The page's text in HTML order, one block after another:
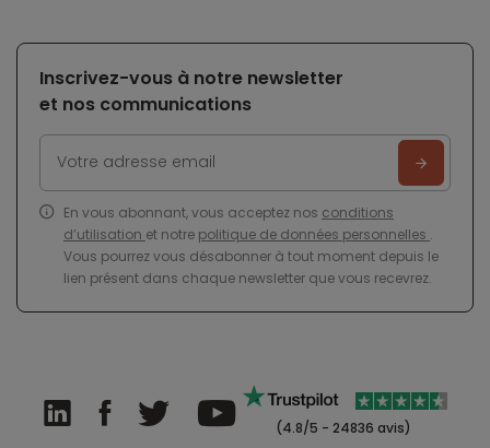
Inscrivez-vous à notre newsletter
et nos communications
En vous abonnant, vous acceptez nos conditions
d’utilisation et notre politique de données personnelles .
Vous pourrez vous désabonner à tout moment depuis le
lien présent dans chaque newsletter que vous recevrez.
(4.8/5 - 24836 avis)